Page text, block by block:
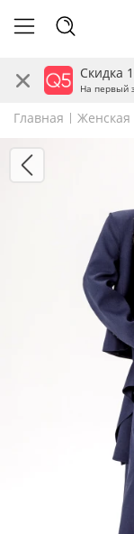
Скидка
На первый
Главная Женская